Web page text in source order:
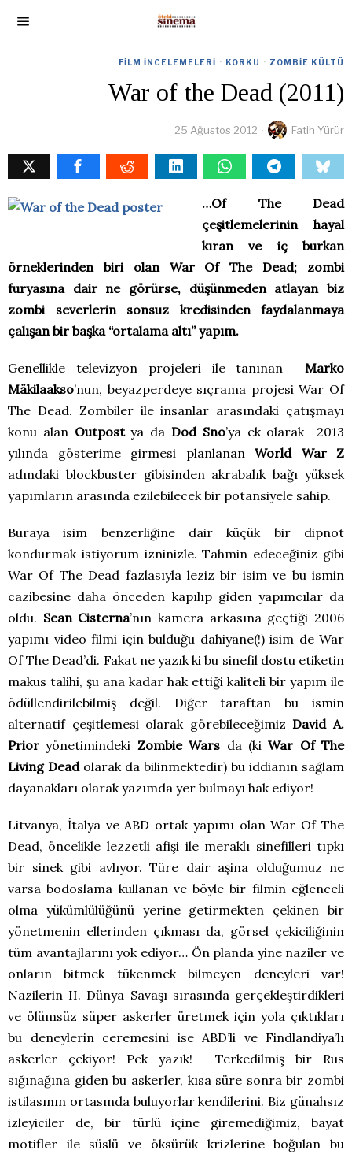
FILM İNCELEMELERI · KORKU · ZOMBIE KÜLTÜ
War of the Dead (2011)
25 Ağustos 2012 Fatih Yürür
…Of The Dead
çeşitlemelerinin hayal
kıran ve iç burkan
örneklerinden biri olan War Of The Dead; zombi
furyasına dair ne görürse, düşünmeden atlayan biz
zombi severlerin sonsuz kredisinden faydalanmaya
çalışan bir başka “ortalama altı” yapım.
Genellikle televizyon projeleri ile tanınan Marko
Mäkilaakso’nun, beyazperdeye sıçrama projesi War Of
The Dead. Zombiler ile insanlar arasındaki çatışmayı
konu alan Outpostya daDod Sno’ya ek olarak 2013
yılında gösterime girmesi planlanan World War Z
adındaki blockbuster gibisinden akrabalık bağı yüksek
yapımların arasında ezilebilecek bir potansiyele sahip.
Buraya isim benzerliğine dair küçük bir dipnot
kondurmak istiyorum izninizle. Tahmin edeceğiniz gibi
War Of The Dead fazlasıyla leziz bir isim ve bu ismin
cazibesine daha önceden kapılıp giden yapımcılar da
oldu. Sean Cisterna’nın kamera arkasına geçtiği 2006
yapımı video filmi için bulduğu dahiyane(!) isim de War
Of The Dead’di. Fakat ne yazık ki bu sinefil dostu etiketin
makus talihi, şu ana kadar hak ettiği kaliteli bir yapım ile
ödüllendirilebilmiş değil. Diğer taraftan bu ismin
alternatif çeşitlemesi olarak görebileceğimizDavid A.
Prior yönetimindeki Zombie Wars da (kiWar Of The
Living Deadolarak da bilinmektedir) bu iddianın sağlam
dayanakları olarak yazımda yer bulmayı hak ediyor!
Litvanya, İtalya ve ABD ortak yapımı olan War Of The
Dead, öncelikle lezzetli afişi ile meraklı sinefilleri tıpkı
bir sinek gibi avlıyor. Türe dair aşina olduğumuz ne
varsa bodoslama kullanan ve böyle bir filmin eğlenceli
olma yükümlülüğünü yerine getirmekten çekinen bir
yönetmenin ellerinden çıkması da, görsel çekiciliğinin
tüm avantajlarını yok ediyor… Ön planda yine naziler ve
onların bitmek tükenmek bilmeyen deneyleri var!
Nazilerin II. Dünya Savaşı sırasında gerçekleştirdikleri
ve ölümsüz süper askerler üretmek için yola çıktıkları
bu deneylerin ceremesini ise ABD’li ve Findlandiya’lı
askerler çekiyor! Pek yazık! Terkedilmiş bir Rus
sığınağına giden bu askerler, kısa süre sonra bir zombi
istilasının ortasında buluyorlar kendilerini. Biz günahsız
izleyiciler de, bir türlü içine giremediğimiz, bayat
motifler ile süslü ve öksürük krizlerine boğulan bu